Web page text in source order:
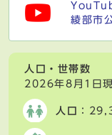
綾部市
人口・世帯数
2026年8月1日
人口 ：